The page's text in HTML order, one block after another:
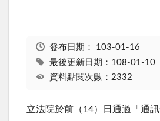
發布日期： 103-01-16
最後更新日期：108-01-10
資料點閱次數：2332
立法院於前（14）日通過「通